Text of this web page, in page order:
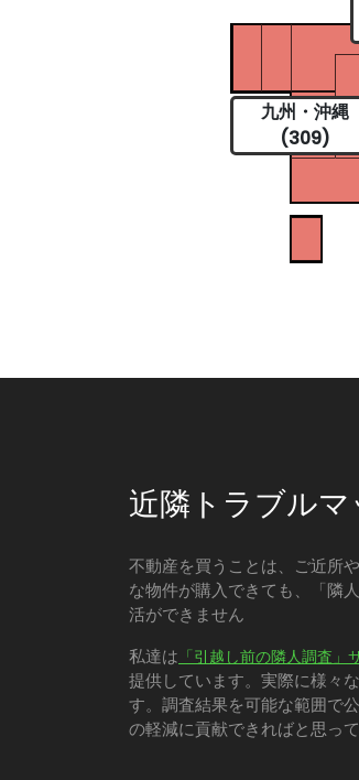
九州・沖縄
(309)
近隣トラブル
不動産を買うことは、ご近所
な物件が購入できても、「隣
活ができません
私達は 「引越し前の隣人調査」
提供しています。実際に様々
す。調査結果を可能な範囲で
の軽減に貢献できればと思っ